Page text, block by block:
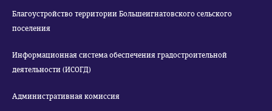
Благоустройство территории Большеигнатовского сельского
поселения
Информационная система обеспечения градостроительной
деятельности (ИСОГД)
Административная комиссия